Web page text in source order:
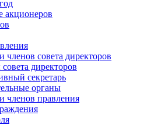
акционеров
членов совета директоров
директоров
секретарь
органы
членов правления